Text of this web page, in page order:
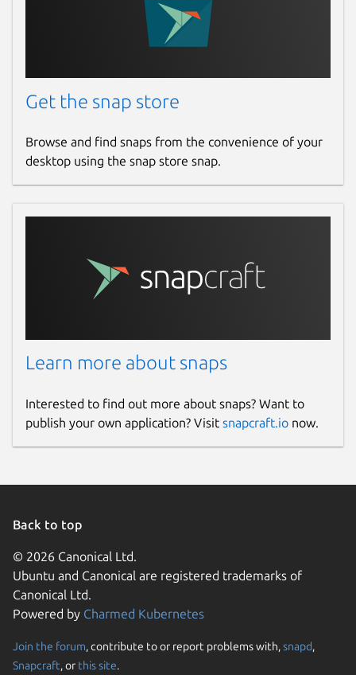
www.chattv.com.tr
Get the snap store
Browse and find snaps from the convenience of your
desktop using the snap store snap.
Learn more about snaps
Interested to find out more about snaps? Want to
publish your own application? Visit snapcraft.io now.
Back to top
© 2026 Canonical Ltd.
Ubuntu and Canonical are registered trademarks of
Canonical Ltd.
Powered by Charmed Kubernetes
Join the forum, contribute to or report problems with,snapd,
Snapcraft, or this site.